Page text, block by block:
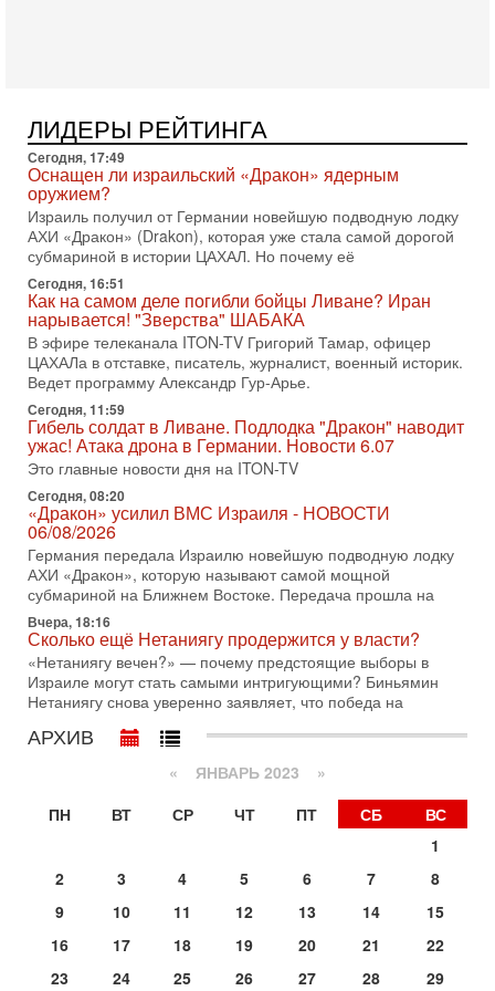
Тайны закрытых дверей: о чём на самом деле
молчат Трамп и Нетаньяху?
Недавний визит премьер-министра Израиля Биньямина
Нетаньяху в США и его встреча с Дональдом Трампом
оставили больше вопросов, чем ответов. Полная
31-07-2026, 15:18
Иран готовит покушение на Нетаниягу! Трамп не
хочет эскалации, но КСИР готовит взрыв!
В эфире телеканала ITON-TV СЕРГЕЙ МИГДАЛЬ, эксперт
по вопросам безопасности, офицер запаса
Международного управления полиции Израиля, автор
31-07-2026, 09:02
Битва за разоружение ХАМАСа - НОВОСТИ
31/07/2026
Сегодня президент США Дональд Трамп заявил о
достижении исторического соглашения о полном
разоружении ХАМАСа и других вооруженных группировок в
30-07-2026, 17:59
Иран доведет Трампа до крайних мер? Разбор и
оценка от военного обозревателя Давида Шарпа
Ситуация вокруг противостояния Ирана и США накаляется
с каждым днем. Почему Трамп в самый последний момент
отменил решение о нанесении тяжелых ударов
30-07-2026, 16:54
Покупатель авиакомпании «Аркия» намерен
запретить полеты по субботам!
Вокруг возможной продажи авиакомпании «Аркия»
разгорается громкий конфликт.
30-07-2026, 08:16
Трамп готовит удар по Ирану - НОВОСТИ 30/07/2026
Президент США Дональд Трамп сегодня рассматривает
возможность масштабной военной операции против Ирана
после ракетной атаки на американскую базу в
Израиль меняет курс
В эфире телеканала ITON-TV политолог Цви Маген,
АМАН, глава спецслужбы "Натив", ‎Чрезвычайный и
Сегодня, 17:49
ЛИДЕРЫ РЕЙТИНГА
Сегодня, 17:49
Оснащен ли израильский «Дракон» ядерным
оружием?
Израиль получил от Германии новейшую подводную лодку
АХИ «Дракон» (Drakon), которая уже стала самой дорогой
субмариной в истории ЦАХАЛ. Но почему её
Сегодня, 16:51
Как на самом деле погибли бойцы Ливане? Иран
нарывается! "Зверства" ШАБАКА
В эфире телеканала ITON-TV Григорий Тамар, офицер
ЦАХАЛа в отставке, писатель, журналист, военный историк.
Ведет программу Александр Гур-Арье.
Сегодня, 11:59
Гибель солдат в Ливане. Подлодка "Дракон" наводит
ужас! Атака дрона в Германии. Новости 6.07
Это главные новости дня на ITON-TV
Сегодня, 08:20
«Дракон» усилил ВМС Израиля - НОВОСТИ
06/08/2026
Германия передала Израилю новейшую подводную лодку
АХИ «Дракон», которую называют самой мощной
субмариной на Ближнем Востоке. Передача прошла на
Вчера, 18:16
Сколько ещё Нетаниягу продержится у власти?
«Нетаниягу вечен?» — почему предстоящие выборы в
Израиле могут стать самыми интригующими? Биньямин
Нетаниягу снова уверенно заявляет, что победа на
АРХИВ
« ЯНВАРЬ 2023 »
ПН
ВТ СР ЧТ ПТ СБ
ВС
1
2
3 4 5 6 7
8
9
10 11 12 13 14
15
16
17 18 19 20 21
22
23
24 25 26 27 28
29